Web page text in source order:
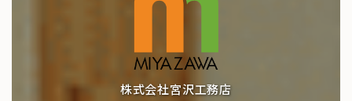
株式会社宮沢工務店